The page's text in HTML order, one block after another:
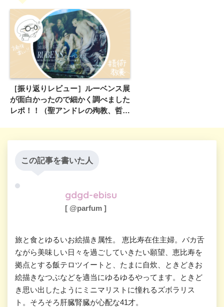
［振り返りレビュー］ルーベンス展
が面白かったので細かく調べました
レポ！！（聖アンドレの殉教、哲学
この記事を書いた人
gdgd-ebisu
[ @parfum ]
旅と食とゆるいお絵描き属性。 恵比寿在住主婦。バカ舌
ながら美味しい日々を過ごしていきたい願望、恵比寿を
拠点とする飯テロツイートと、たまに自炊、ときどきお
絵描きなつぶなどを適当にゆるゆるやってます。ときど
き思い出したようにミニマリストに憧れるズボラリス
ト。そろそろ肝臓腎臓が心配な41才。